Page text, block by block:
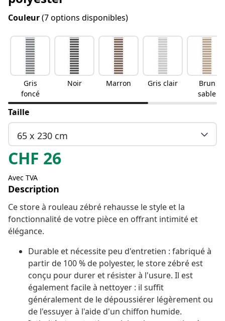
Couleur(7 options disponibles)
Gris
foncé
Noir Marron Gris clair
Brun
sable
Taille
65 x 230 cm
CHF 26
Avec TVA
Description
Ce store à rouleau zébré rehausse le style et la
fonctionnalité de votre pièce en offrant intimité et
élégance.
Durable et nécessite peu d'entretien : fabriqué à
partir de 100 % de polyester, le store zébré est
conçu pour durer et résister à l'usure. Il est
également facile à nettoyer : il suffit
généralement de le dépoussiérer légèrement ou
de l'essuyer à l'aide d'un chiffon humide.